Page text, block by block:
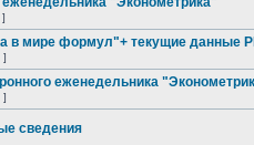
]
в мире формул"+ текущие данные
]
еженедельника
]
сведения